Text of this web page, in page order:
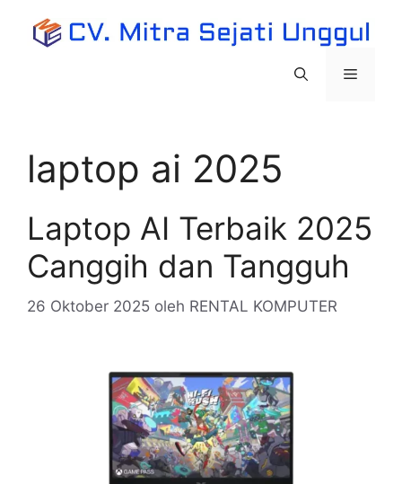
Menu
laptop ai 2025
Laptop AI Terbaik 2025
Canggih dan Tangguh
26 Oktober 2025 oleh RENTAL KOMPUTER